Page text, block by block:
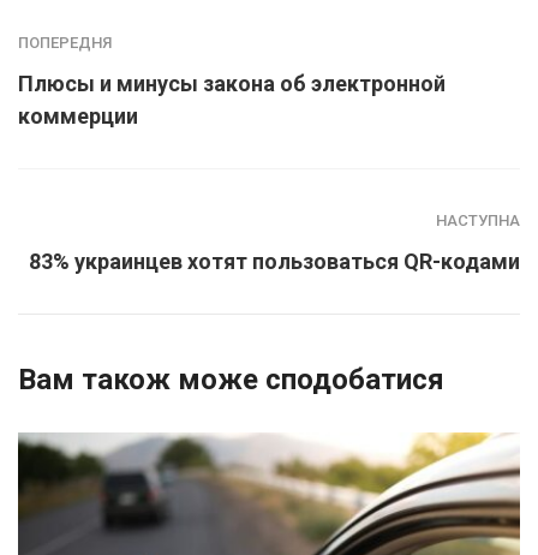
ПОПЕРЕДНЯ
Плюсы и минусы закона об электронной
коммерции
НАСТУПНА
83% украинцев хотят пользоваться QR-кодами
Вам також може сподобатися